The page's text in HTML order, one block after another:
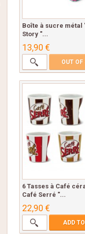
Boîte à sucre métal
Story "...
13,90 €
OUT
6 Tasses à Café
Café Serré "...
22,90 €
ADD